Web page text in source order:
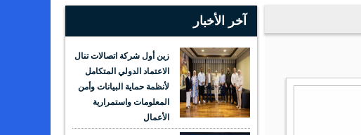
آخر الأخبار
زين أول شركة اتصالات تنال
الاعتماد الدولي المتكامل
لأنظمة حماية البيانات وأمن
المعلومات واستمرارية
الأعمال